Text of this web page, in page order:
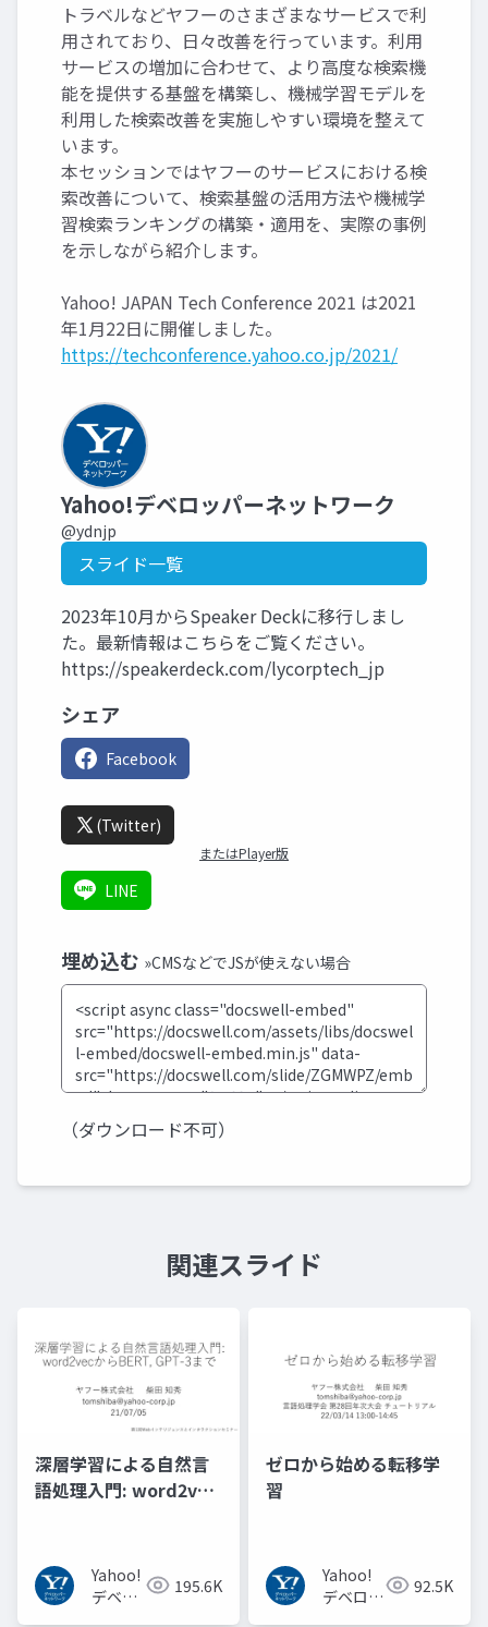
トラベルなどヤフーのさまざまなサービスで利
用されており、日々改善を行っています。利用
サービスの増加に合わせて、より高度な検索機
能を提供する基盤を構築し、機械学習モデルを
利用した検索改善を実施しやすい環境を整えて
います。
本セッションではヤフーのサービスにおける検
索改善について、検索基盤の活用方法や機械学
習検索ランキングの構築・適用を、実際の事例
を示しながら紹介します。
Yahoo! JAPAN Tech Conference 2021 は2021
年1月22日に開催しました。
https://techconference.yahoo.co.jp/2021/
Yahoo!デベロッパーネットワーク
@ydnjp
スライド一覧
2023年10月からSpeaker Deckに移行しまし
た。最新情報はこちらをご覧ください。
https://speakerdeck.com/lycorptech_jp
シェア
Facebook
(Twitter)
またはPlayer版
LINE
埋め込む »CMSなどでJSが使えない場合
（ダウンロード不可）
関連スライド
深層学習による自然言
語処理入門: word2vec
Yahoo!
デベロ
195.6K
ゼロから始める転移学
習
Yahoo!
デベロッ
92.5K